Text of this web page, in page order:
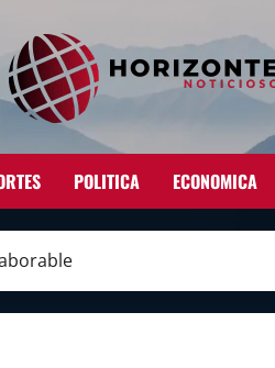
POLITICA ECONOMICA